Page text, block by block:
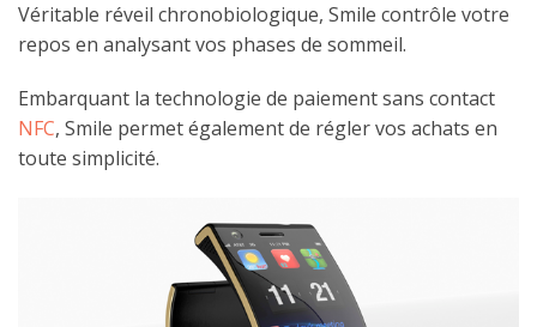
Véritable réveil chronobiologique, Smile contrôle votre
repos en analysant vos phases de sommeil.
Embarquant la technologie de paiement sans contact
NFC, Smile permet également de régler vos achats en
toute simplicité.